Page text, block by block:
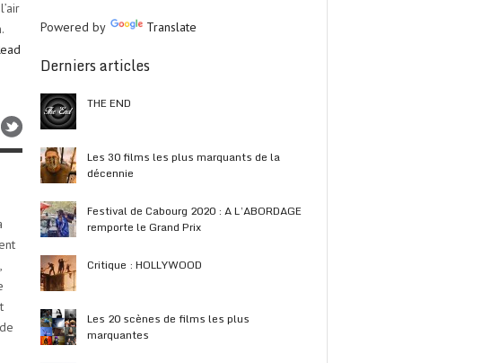
Powered by Translate
Derniers articles
THE END
Les 30 films les plus marquants de la
décennie
Festival de Cabourg 2020 : A L’ABORDAGE
remporte le Grand Prix
Critique : HOLLYWOOD
Les 20 scènes de films les plus
marquantes